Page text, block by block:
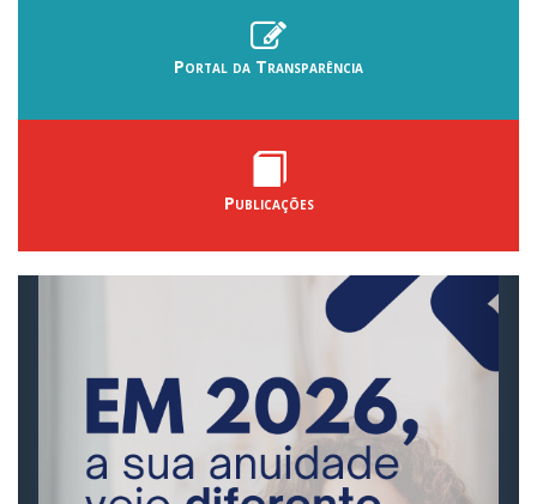
Portal da Transparência
Publicações